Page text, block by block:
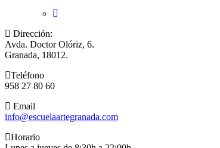
Dirección:
Avda. Doctor Olóriz, 6.
Granada, 18012.
Teléfono
958 27 80 60
Email
info@escuelaartegranada.com
Horario